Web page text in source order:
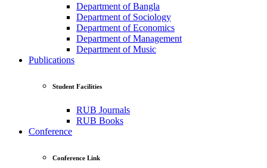
Department of Bangla
Department of Sociology
Department of Economics
Department of Management
Department of Music
Publications
Student Facilities
RUB Journals
RUB Books
Conference
Conference Link